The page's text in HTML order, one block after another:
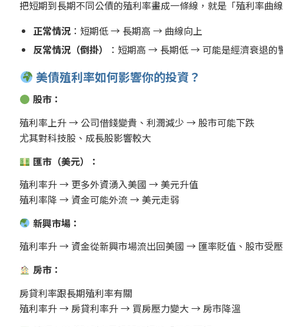
把短期到長期不同公債的殖利率畫成一條線，就是「殖利率曲線
正常情況 ：短期低 → 長期高 → 曲線向上
反常情況（倒掛）
：短期高 → 長期低 → 可能是經濟衰退的
美債殖利率如何影響你的投資？
股市：
殖利率上升 → 公司借錢變貴、利潤減少 → 股市可能下跌
尤其對科技股、成長股影響較大
匯市（美元）：
殖利率升 → 更多外資湧入美國 → 美元升值
殖利率降 → 資金可能外流 → 美元走弱
新興市場：
殖利率升 → 資金從新興市場流出回美國 → 匯率貶值、股市受壓
房市：
房貸利率跟長期殖利率有關
殖利率升 → 房貸利率升 → 買房壓力變大 → 房市降溫